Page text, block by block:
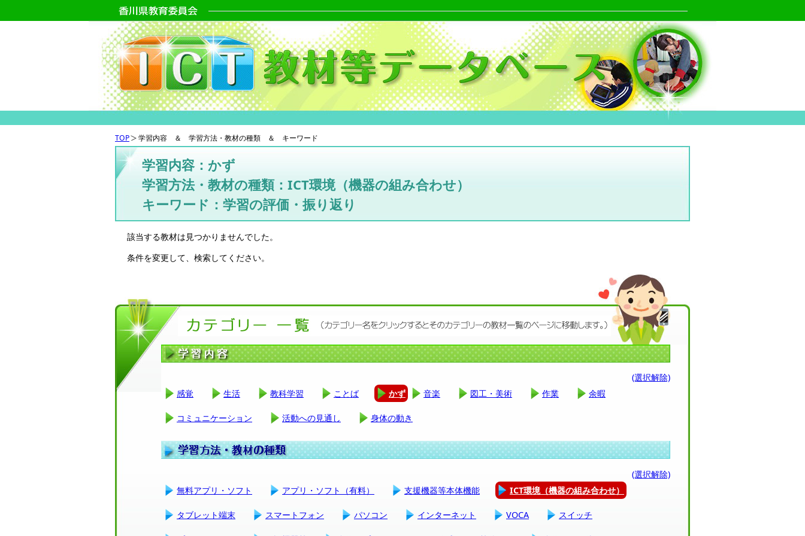
TOP 学習内容 ＆ 学習方法・教材の種類 ＆ キーワード
学習内容：かず
学習方法・教材の種類：ICT環境（機器の組み合わせ）
キーワード：学習の評価・振り返り
該当する教材は見つかりませんでした。
条件を変更して、検索してください。
(選択解除)
感覚
生活 教科学習 ことば かず 音楽 図工・美術 作業 余暇
コミュニケーション 活動への見通し 身体の動き
(選択解除)
無料アプリ・ソフト
アプリ・ソフト（有料） 支援機器等本体機能 ICT環境（機器の組み合わせ）
タブレット端末 スマートフォン パソコン インターネット VOCA スイッチ